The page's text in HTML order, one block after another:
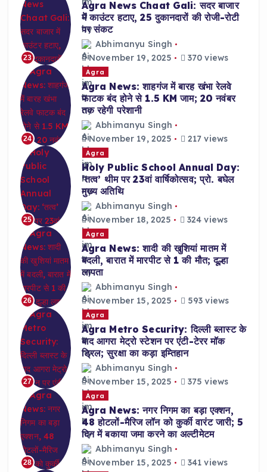
23
Agra News Chaat Gali: सदर बाजार
में काउंटर हटाए, 25 दुकानदारों की रोजी-रोटी
पर संकट
Abhimanyu Singh
November 19, 2025
370 views
24
Agra
Agra News: शाहगंज में बारह खंभा रेलवे
फाटक बंद होने से 1.5 KM जाम; 20 नवंबर
तक रहेगी परेशानी
Abhimanyu Singh
November 19, 2025
217 views
25
Agra
Holy Public School Annual Day:
‘तत्व’ थीम पर 23वां वार्षिकोत्सव; प्रो. बघेल
मुख्य अतिथि
Abhimanyu Singh
November 18, 2025
324 views
26
Agra
Agra News: शादी की खुशियां मातम में
बदली, बारात में मारपीट से 1 की मौत; दूल्हा
लापता
Abhimanyu Singh
November 15, 2025
593 views
27
Agra
Agra Metro Security: दिल्ली ब्लास्ट के
बाद आगरा मेट्रो स्टेशन पर एंटी-टेरर मॉक
ड्रिल; सुरक्षा का कड़ा इम्तिहान
Abhimanyu Singh
November 15, 2025
375 views
28
Agra
Agra News: नगर निगम का बड़ा एक्शन,
48 होटलों-मैरिज लॉन को कुर्की वारंट जारी; 5
दिन में बकाया जमा करने का अल्टीमेटम
Abhimanyu Singh
November 15, 2025
341 views